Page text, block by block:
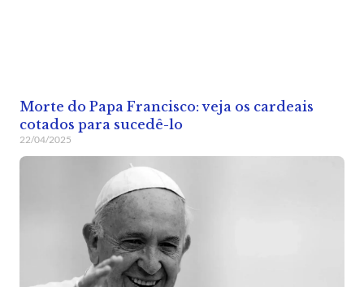
Morte do Papa Francisco: veja os cardeais
cotados para sucedê-lo
22/04/2025